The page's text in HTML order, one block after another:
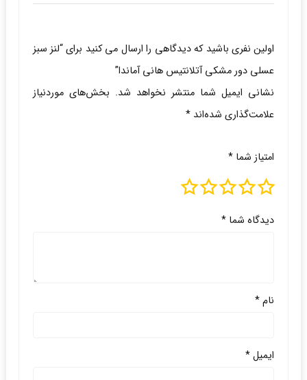
اولین نفری باشید که دیدگاهی را ارسال می کنید برای “لنز سبز
عسلی دور مشکی آتلانتیس هانی آماندا”
نشانی ایمیل شما منتشر نخواهد شد. بخش‌های موردنیاز
علامت‌گذاری شده‌اند *
امتیاز شما *
دیدگاه شما *
نام*
ایمیل*